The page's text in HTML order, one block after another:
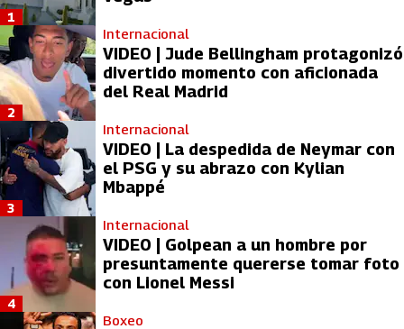
1
Internacional
VIDEO | Jude Bellingham protagonizó
divertido momento con aficionada
del Real Madrid
2
Internacional
VIDEO | La despedida de Neymar con
el PSG y su abrazo con Kylian
Mbappé
3
Internacional
VIDEO | Golpean a un hombre por
presuntamente quererse tomar foto
con Lionel Messi
4
Boxeo